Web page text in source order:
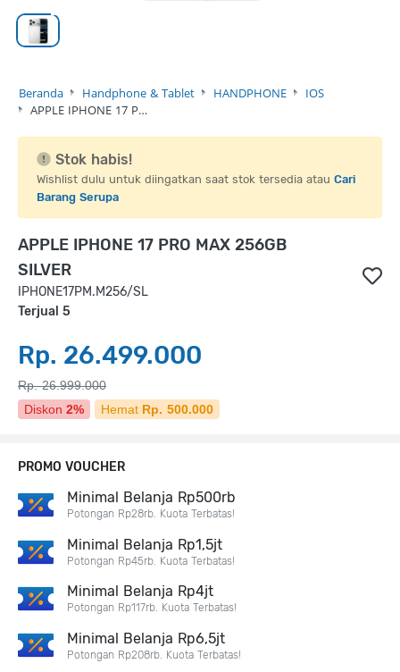
Beranda Handphone & Tablet HANDPHONE
IOS
APPLE IPHONE 17 P…
Stok habis!
Wishlist dulu untuk diingatkan saat stok tersedia atau Cari
Barang Serupa
APPLE IPHONE 17 PRO MAX 256GB
SILVER
IPHONE17PM.M256/SL
Terjual 5
Rp. 26.499.000
Rp. 26.999.000
Diskon 2% Hemat Rp. 500.000
PROMO VOUCHER
Minimal Belanja Rp500rb
Potongan Rp28rb. Kuota Terbatas!
Minimal Belanja Rp1,5jt
Potongan Rp45rb. Kuota Terbatas!
Minimal Belanja Rp4jt
Potongan Rp117rb. Kuota Terbatas!
Minimal Belanja Rp6,5jt
Potongan Rp208rb. Kuota Terbatas!